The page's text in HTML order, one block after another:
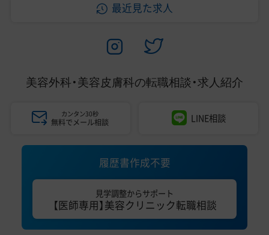
最近見た求人
美容外科・美容皮膚科の転職相談・求人紹介
カンタン30秒
無料でメール相談 LINE相談
履歴書作成不要
見学調整からサポート
【医師専用】美容クリニック転職相談